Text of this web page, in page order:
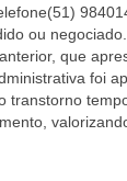
ou
que
foi
transtorno